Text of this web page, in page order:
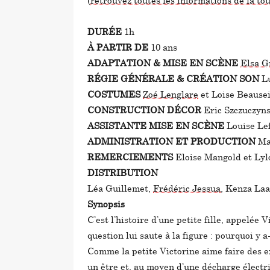
DURÉE 1h
À PARTIR DE 10 ans
ADAPTATION & MISE EN SCÈNE Elsa
RÉGIE GÉNÉRALE & CRÉATION SON
COSTUMES Zoé Lenglare et Loise
CONSTRUCTION DÉCOR Eric
ASSISTANTE MISE EN SCÈNE Louise
ADMINISTRATION ET PRODUCTION
REMERCIEMENTS Eloise Mangold et
DISTRIBUTION
Léa Guillemet, Frédéric Jessua , Kenza
Synopsis
C’est l’histoire d’une petite fille,
question lui saute à la figure : pourquoi y
Comme la petite Victorine aime faire des
un être et, au moyen d’une décharge